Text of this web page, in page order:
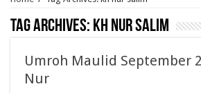
Tag Archives: kh nur salim
Umroh Maulid September
Nur